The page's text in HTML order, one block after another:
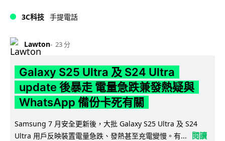
3C科技 手提電話
Lawton 23 分
Galaxy S25 Ultra 及 S24 Ultra
update 後暴走 電量急跌兼發熱疑與
WhatsApp 備份卡死有關
Samsung 7 月安全更新後，大批 Galaxy S25 Ultra 及 S24
Ultra 用戶反映裝置電量急跌、發熱甚至充電變慢。有...
閱讀